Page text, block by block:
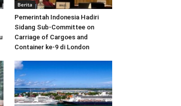
Berita
Pemerintah Indonesia Hadiri
Sidang Sub-Committee on
Carriage of Cargoes and
Container ke-9 di London